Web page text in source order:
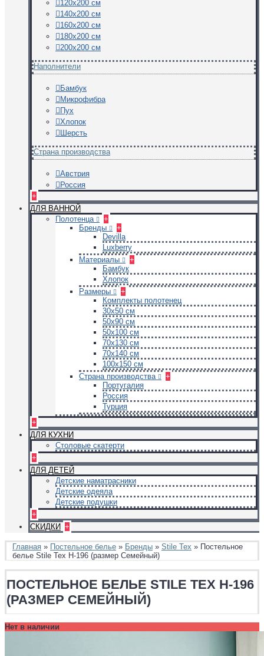
120х200 см
140х200 см
160х200 см
180х200 см
200х200 см
Наполнители
Бамбук
Микрофибра
Пух
Хлопок
Шерсть
Страна производства
Австрия
Россия
+
ДЛЯ ВАННОЙ
Полотенца
+
Бренды
+
Devilla
Luxberry
Материалы
+
Бамбук
Хлопок
Размеры
+
Комплекты полотенец
30х50 см
50х90 см
50х100 см
70х130 см
70х140 см
100х150 см
Страна производства
+
Португалия
Россия
Турция
+
ДЛЯ КУХНИ
Столовые скатерти
+
ДЛЯ ДЕТЕЙ
Детские наматрасники
Детские одеяла
Детские подушки
+
СКИДКИ +
Главная » Постельное белье » Бренды » Stile Tex » Постельное
белье Stile Tex H-196 (размер Семейный)
ПОСТЕЛЬНОЕ БЕЛЬЕ STILE TEX H-196
(РАЗМЕР СЕМЕЙНЫЙ)
Нет в наличии